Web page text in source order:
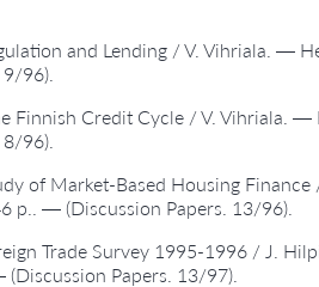
and Lending / V. Vihriala. —
96).
Finnish Credit Cycle / V. Vihriala.
96).
of Market-Based Housing
p.. — (Discussion Papers. 13/96).
Trade Survey 1995-1996 / J.
Papers. 13/97).